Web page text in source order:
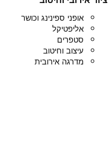
אופני ספינינג וכושר
אליפטיקל
סטפרים
עיצוב וחיטוב
מדרגה אירובית